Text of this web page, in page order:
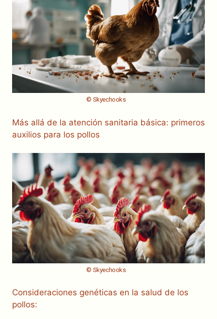
© Skyechooks
Más allá de la atención sanitaria básica: primeros
auxilios para los pollos
© Skyechooks
Consideraciones genéticas en la salud de los
pollos: